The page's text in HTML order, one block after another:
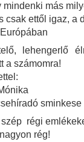
mindenki más
csak ettől igaz, a
lehengerlő
a számomra!
sminkese
szép régi
rég!